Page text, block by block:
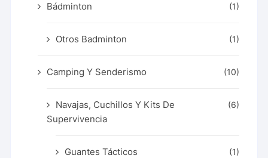
Bádminton (1)
Otros Badminton (1)
Camping Y Senderismo (10)
Navajas, Cuchillos Y Kits De
Supervivencia
(6)
Guantes Tácticos (1)